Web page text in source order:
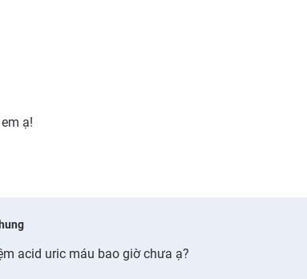
ạ!
acid uric máu bao giờ chưa ạ?